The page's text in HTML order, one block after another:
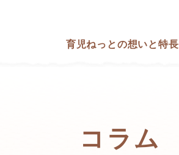
育児ねっとの想いと特長
コラム